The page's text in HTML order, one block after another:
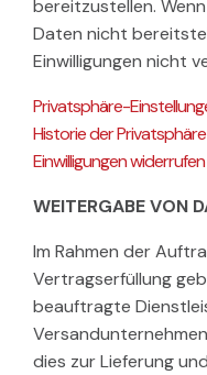
bereitzustellen.
Daten nicht
Einwilligungen nicht
Privatsphäre-
Historie der
Einwilligungen widerrufen
WEITERGABE VON
Im Rahmen der
Vertragserfüllung
beauftragte
dies zur Lieferung